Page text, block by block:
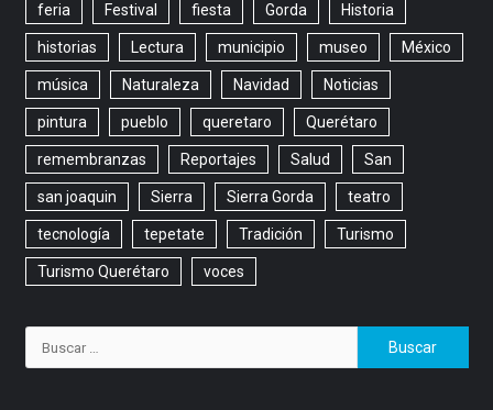
feria Festival fiesta Gorda Historia
historias Lectura municipio museo México
música Naturaleza Navidad Noticias
pintura pueblo queretaro Querétaro
remembranzas Reportajes Salud San
san joaquin Sierra Sierra Gorda teatro
tecnología tepetate Tradición Turismo
Turismo Querétaro voces